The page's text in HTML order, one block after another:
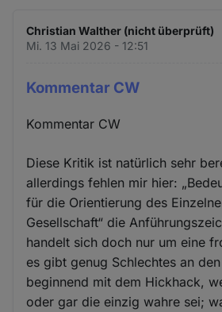
Christian Walther (nicht überprüft)
Mi. 13 Mai 2026 - 12:51
Kommentar CW
Kommentar CW
Diese Kritik ist natürlich sehr
allerdings fehlen mir hier:
für die Orientierung des
Gesellschaft“ die
handelt sich doch nur um eine
es gibt genug Schlechtes an
beginnend mit dem Hickhack,
oder gar die einzig wahre sei;